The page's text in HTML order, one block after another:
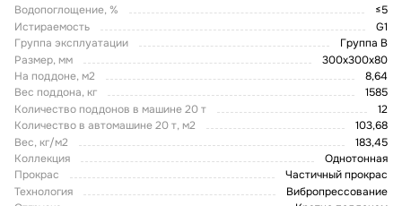
Водопоглощение, %
≤5
Истираемость
G1
Группа эксплуатации
Группа В
Размер, мм
300х300х80
На поддоне, м2
8,64
Вес поддона, кг
1585
Количество поддонов в машине 20 т
12
Количество в автомашине 20 т, м2
103,68
Вес, кг/м2
183,45
Коллекция
Однотонная
Прокрас
Частичный прокрас
Технология
Вибропрессование